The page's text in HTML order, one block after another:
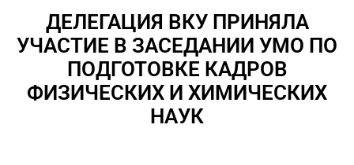
ДЕЛЕГАЦИЯ ВКУ ПРИНЯЛА
УЧАСТИЕ В ЗАСЕДАНИИ УМО ПО
ПОДГОТОВКЕ КАДРОВ
ФИЗИЧЕСКИХ И ХИМИЧЕСКИХ
НАУК